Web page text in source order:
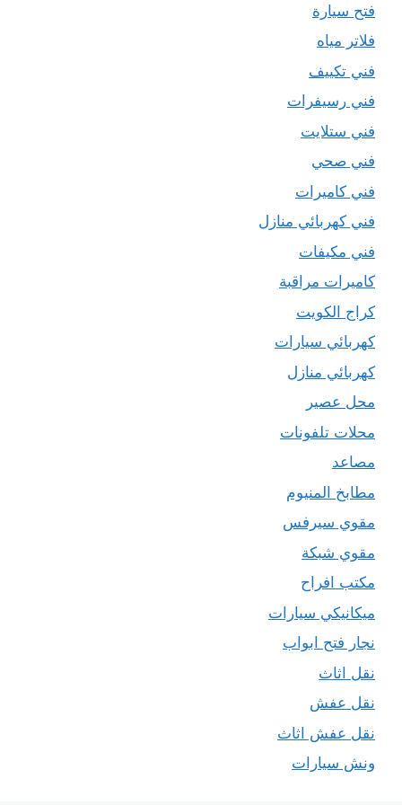
فتح سيارة
فلاتر مياه
فني تكييف
فني رسيفرات
فني ستلايت
فني صحي
فني كاميرات
فني كهربائي منازل
فني مكيفات
كاميرات مراقبة
كراج الكويت
كهربائي سيارات
كهربائي منازل
محل عصير
محلات تلفونات
مصاعد
مطابخ المنيوم
مقوي سيرفس
مقوي شبكة
مكتب افراح
ميكانيكي سيارات
نجار فتح ابواب
نقل اثاث
نقل عفش
نقل عفش اثاث
ونش سيارات